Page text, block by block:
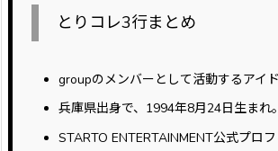
とりコレ3行まとめ
groupのメンバーとして活動するアイド
兵庫県出身で、1994年8月24日生まれ。
STARTO ENTERTAINMENT公式プロ